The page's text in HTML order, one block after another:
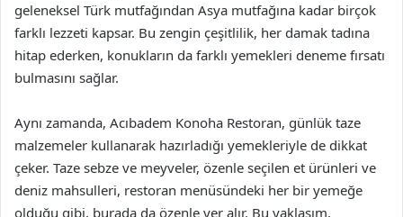
geleneksel Türk mutfağından Asya mutfağına kadar birçok
farklı lezzeti kapsar. Bu zengin çeşitlilik, her damak tadına
hitap ederken, konukların da farklı yemekleri deneme fırsatı
bulmasını sağlar.
Aynı zamanda, Acıbadem Konoha Restoran, günlük taze
malzemeler kullanarak hazırladığı yemekleriyle de dikkat
çeker. Taze sebze ve meyveler, özenle seçilen et ürünleri ve
deniz mahsulleri, restoran menüsündeki her bir yemeğe
olduğu gibi, burada da özenle yer alır. Bu yaklaşım,